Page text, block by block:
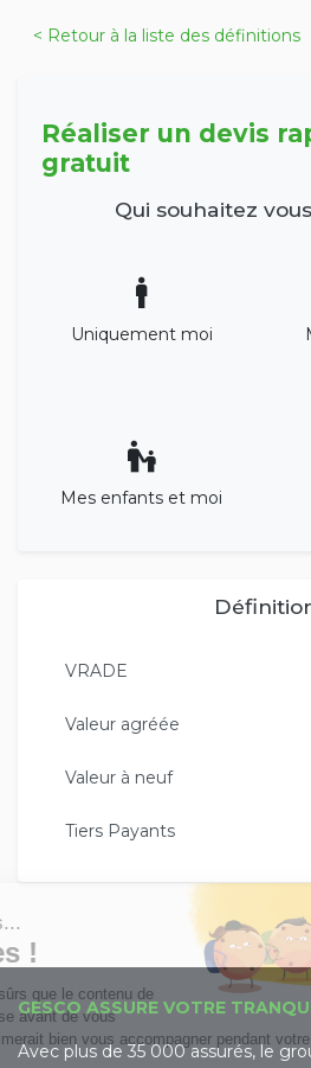
< Retour à la liste des définitions
Réaliser un devis
gratuit
Qui souhaitez
Uniquement moi
Mes enfants et moi
VRADE
Valeur agréée
Valeur à neuf
Tiers Payants
GESCO ASSURE VOTRE
Avec plus de 35 000 assurés, le